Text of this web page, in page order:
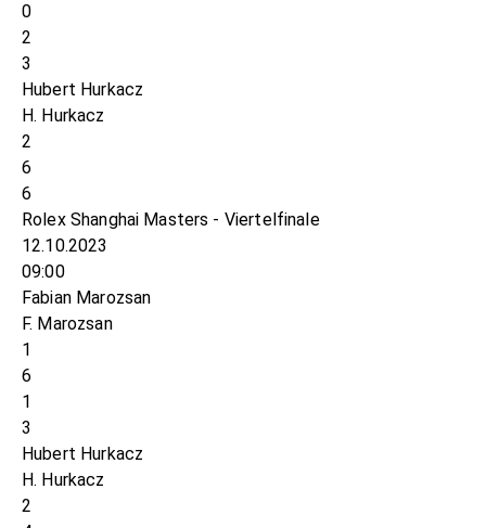
0
2
3
Hubert Hurkacz
H. Hurkacz
2
6
6
Rolex Shanghai Masters - Viertelfinale
12.10.2023
09:00
Fabian Marozsan
F. Marozsan
1
6
1
3
Hubert Hurkacz
H. Hurkacz
2